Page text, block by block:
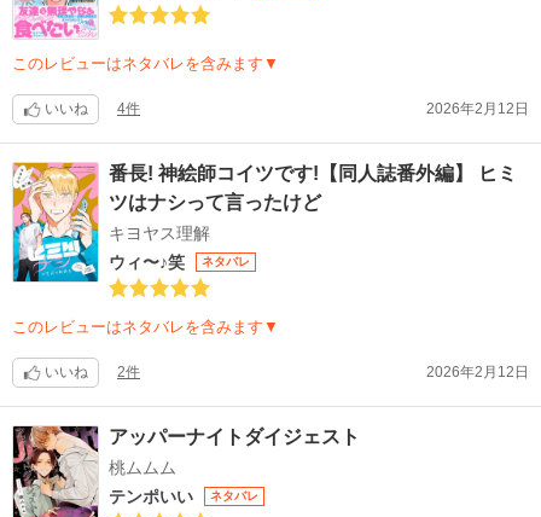
このレビューはネタバレを含みます▼
いいね 4件 2026年2月12日
番長! 神絵師コイツです!【同人誌番外編】 ヒミ
ツはナシって言ったけど
キヨヤス理解
ウィ〜♪笑
ネタバレ
このレビューはネタバレを含みます▼
いいね 2件 2026年2月12日
アッパーナイトダイジェスト
桃ムムム
テンポいい
ネタバレ